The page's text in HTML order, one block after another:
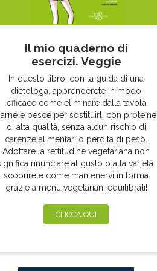
Il mio quaderno di
esercizi. Veggie
In questo libro, con la guida di una
dietologa, apprenderete in modo
efficace come eliminare dalla tavola
e pesce per sostituirli con proteine
di alta qualità, senza alcun rischio di
carenze alimentari o perdita di peso.
Adottare la rettitudine vegetariana non
rinunciare al gusto o alla varietà:
scoprirete come mantenervi in forma
grazie a menu vegetariani equilibrati!
CLICCA QUI